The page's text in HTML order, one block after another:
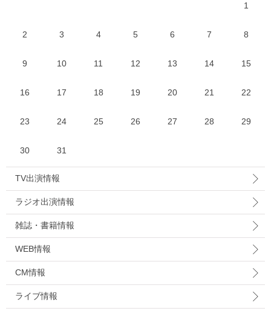
1
2 3 4 5 6 7 8
9 10 11 12 13 14 15
16 17 18 19 20 21 22
23 24 25 26 27 28 29
30 31
TV出演情報
ラジオ出演情報
雑誌・書籍情報
WEB情報
CM情報
ライブ情報